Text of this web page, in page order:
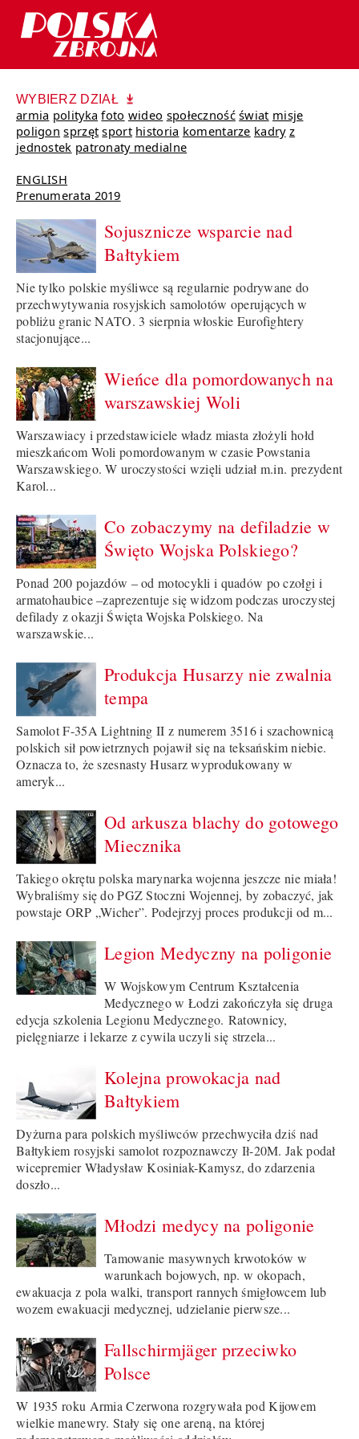
WYBIERZ DZIAŁ
armia polityka foto wideo społeczność świat misje
poligon sprzęt sport historia komentarze kadry z
jednostek patronaty medialne
ENGLISH
Prenumerata 2019
Sojusznicze wsparcie nad
Bałtykiem
Nie tylko polskie myśliwce są regularnie podrywane do
przechwytywania rosyjskich samolotów operujących w
pobliżu granic NATO. 3 sierpnia włoskie Eurofightery
stacjonujące...
Wieńce dla pomordowanych na
warszawskiej Woli
Warszawiacy i przedstawiciele władz miasta złożyli hołd
mieszkańcom Woli pomordowanym w czasie Powstania
Warszawskiego. W uroczystości wzięli udział m.in. prezydent
Karol...
Co zobaczymy na defiladzie w
Święto Wojska Polskiego?
Ponad 200 pojazdów – od motocykli i quadów po czołgi i
armatohaubice –zaprezentuje się widzom podczas uroczystej
defilady z okazji Święta Wojska Polskiego. Na
warszawskie...
Produkcja Husarzy nie zwalnia
tempa
Samolot F-35A Lightning II z numerem 3516 i szachownicą
polskich sił powietrznych pojawił się na teksańskim niebie.
Oznacza to, że szesnasty Husarz wyprodukowany w
ameryk...
Od arkusza blachy do gotowego
Miecznika
Takiego okrętu polska marynarka wojenna jeszcze nie miała!
Wybraliśmy się do PGZ Stoczni Wojennej, by zobaczyć, jak
powstaje ORP „Wicher”. Podejrzyj proces produkcji od m...
Legion Medyczny na poligonie
W Wojskowym Centrum Kształcenia
Medycznego w Łodzi zakończyła się druga
edycja szkolenia Legionu Medycznego. Ratownicy,
pielęgniarze i lekarze z cywila uczyli się strzela...
Kolejna prowokacja nad
Bałtykiem
Dyżurna para polskich myśliwców przechwyciła dziś nad
Bałtykiem rosyjski samolot rozpoznawczy Ił-20M. Jak podał
wicepremier Władysław Kosiniak-Kamysz, do zdarzenia
doszło...
Młodzi medycy na poligonie
Tamowanie masywnych krwotoków w
warunkach bojowych, np. w okopach,
ewakuacja z pola walki, transport rannych śmigłowcem lub
wozem ewakuacji medycznej, udzielanie pierwsze...
Fallschirmjäger przeciwko
Polsce
W 1935 roku Armia Czerwona rozgrywała pod Kijowem
wielkie manewry. Stały się one areną, na której